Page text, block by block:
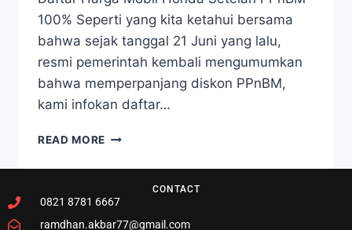
100% Seperti yang kita ketahui bersama
bahwa sejak tanggal 21 Juni yang lalu,
resmi pemerintah kembali mengumumkan
bahwa memperpanjang diskon PPnBM,
kami infokan daftar…
READ MORE
CONTACT
0821 8781 6667
ramdhan.akbar77@gmail.com